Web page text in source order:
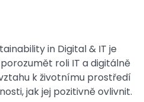
in Digital & IT je
roli IT a digitálně
k životnímu prostředí
jak jej pozitivně ovlivnit.